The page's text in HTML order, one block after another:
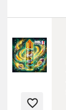
favorite_border